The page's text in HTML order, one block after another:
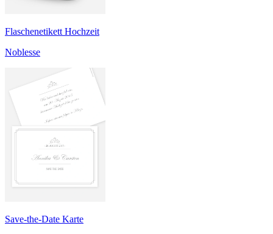
Flaschenetikett Hochzeit
Noblesse
Save-the-Date Karte